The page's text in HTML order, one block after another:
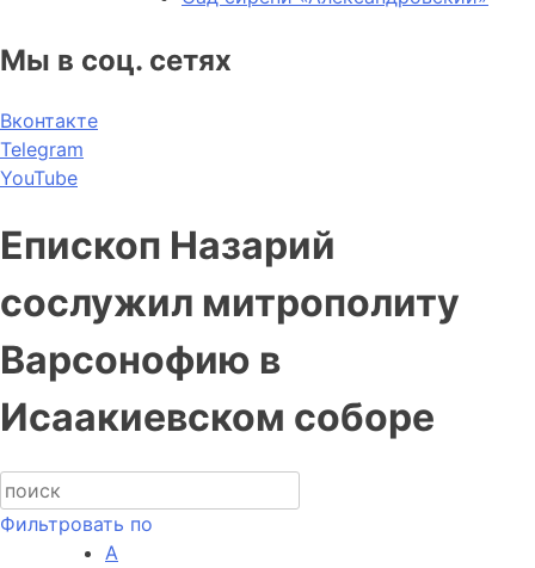
Мы в соц. сетях
Вконтакте
Telegram
YouTube
Епископ Назарий
сослужил митрополиту
Варсонофию в
Исаакиевском соборе
Фильтровать по
А